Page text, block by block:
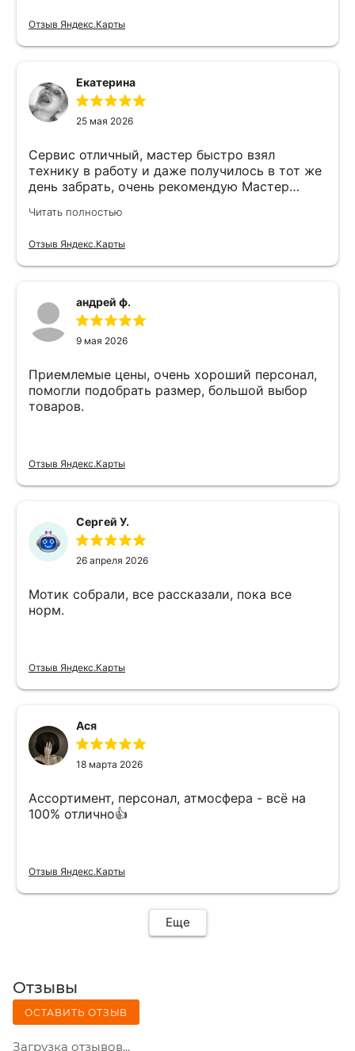
Отзыв Яндекс.Карты
Екатерина
25 мая 2026
Сервис отличный, мастер быстро взял
технику в работу и даже получилось в тот же
день забрать, очень рекомендую Мастер
Читать полностью
Отзыв Яндекс.Карты
андрей ф.
9 мая 2026
Приемлемые цены, очень хороший персонал,
помогли подобрать размер, большой выбор
товаров.
Отзыв Яндекс.Карты
Сергей У.
26 апреля 2026
Мотик собрали, все рассказали, пока все
норм.
Отзыв Яндекс.Карты
Ася
18 марта 2026
Ассортимент, персонал, атмосфера - всё на
100% отлично👍
Отзыв Яндекс.Карты
Еще
Отзывы
ОСТАВИТЬ ОТЗЫВ
Загрузка отзывов...